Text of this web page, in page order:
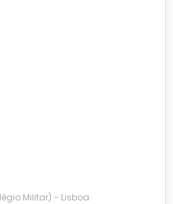
Militar) - Lisboa